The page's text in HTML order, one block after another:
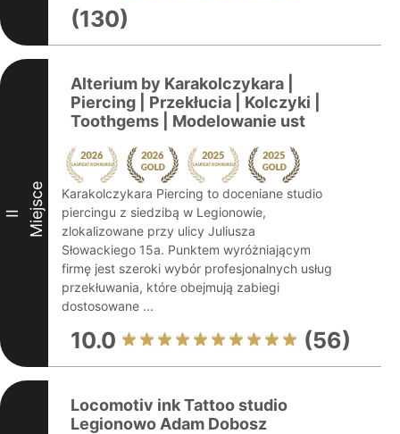
(130)
II Miejsce
Alterium by Karakolczykara |
Piercing | Przekłucia | Kolczyki |
Toothgems | Modelowanie ust
Karakolczykara Piercing to doceniane studio
piercingu z siedzibą w Legionowie,
zlokalizowane przy ulicy Juliusza
Słowackiego 15a. Punktem wyróżniającym
firmę jest szeroki wybór profesjonalnych usług
przekłuwania, które obejmują zabiegi
dostosowane ...
10.0 (56)
Locomotiv ink Tattoo studio
Legionowo Adam Dobosz